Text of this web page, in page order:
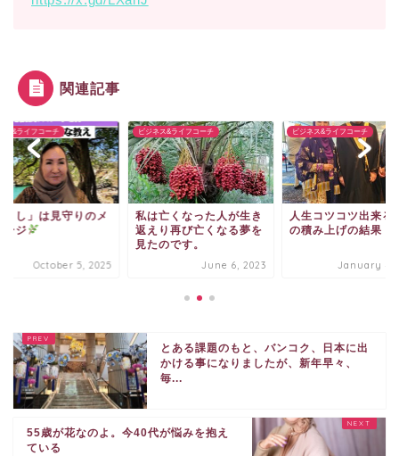
関連記事
ス&ライフコーチ
くし」は見守りのメ
ージ
October 5, 2025
ビジネス&ライフコーチ
私は亡くなった人が生き
返えり再び亡くなる夢を
見たのです。
June 6, 2023
ビジネス&ライフコーチ
人生コツコツ出来る
の積み上げの結果
January 4,
とある課題のもと、バンコク、日本に出
かける事になりましたが、新年早々、
毎...
55歳が花なのよ。今40代が悩みを抱え
ている